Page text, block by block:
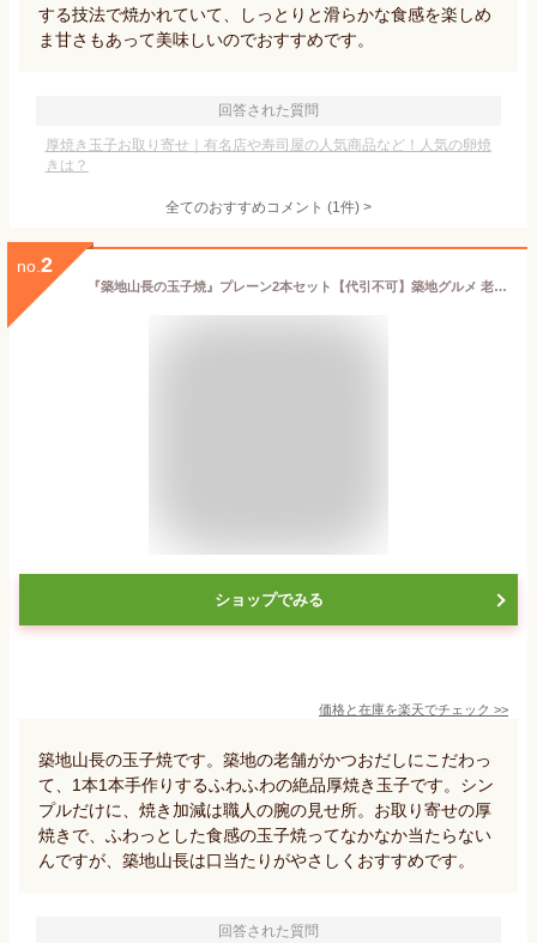
する技法で焼かれていて、しっとりと滑らかな食感を楽しめ
ま甘さもあって美味しいのでおすすめです。
回答された質問
厚焼き玉子お取り寄せ｜有名店や寿司屋の人気商品など！人気の卵焼
きは？
全てのおすすめコメント (1件) >
no. 2
『築地山長の玉子焼』プレーン2本セット【代引不可】築地グルメ 老舗の味 玉子焼き ふわふわ卵 手作りお菓子 おうちごはん お弁当おかず おつまみ プレゼントギフト 贈り物 日本の伝統 職人技（年内出荷のご注文締切日：12月18日、12月29日着までお届け指定可）
ショップでみる
価格と在庫を楽天でチェック >>
築地山長の玉子焼です。築地の老舗がかつおだしにこだわっ
て、1本1本手作りするふわふわの絶品厚焼き玉子です。シン
プルだけに、焼き加減は職人の腕の見せ所。お取り寄せの厚
焼きで、ふわっとした食感の玉子焼ってなかなか当たらない
んですが、築地山長は口当たりがやさしくおすすめです。
回答された質問